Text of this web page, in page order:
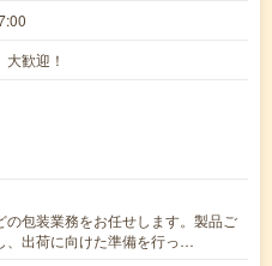
歓迎！
の包装業務をお任せします。製品ご
、出荷に向けた準備を行っ…